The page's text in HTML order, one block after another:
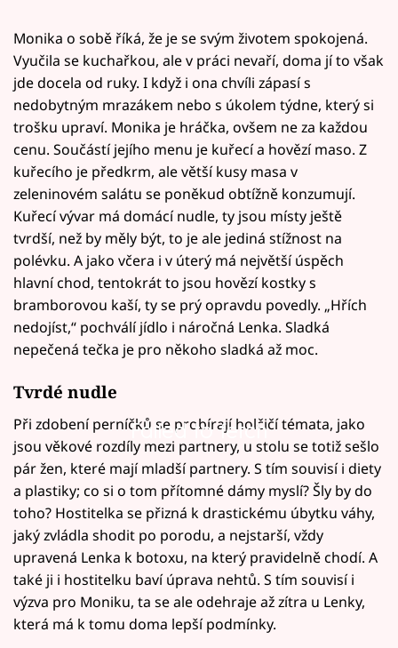
Sledujte nás
Monika o sobě říká, že je se svým životem spokojená.
Vyučila se kuchařkou, ale v práci nevaří, doma jí to však
jde docela od ruky. I když i ona chvíli zápasí s
nedobytným mrazákem nebo s úkolem týdne, který si
trošku upraví. Monika je hráčka, ovšem ne za každou
cenu. Součástí jejího menu je kuřecí a hovězí maso. Z
kuřecího je předkrm, ale větší kusy masa v
zeleninovém salátu se poněkud obtížně konzumují.
Kuřecí vývar má domácí nudle, ty jsou místy ještě
tvrdší, než by měly být, to je ale jediná stížnost na
polévku. A jako včera i v úterý má největší úspěch
hlavní chod, tentokrát to jsou hovězí kostky s
bramborovou kaší, ty se prý opravdu povedly. „Hřích
nedojíst,“ pochválí jídlo i náročná Lenka. Sladká
nepečená tečka je pro někoho sladká až moc.
Tvrdé nudle
Failed to fetch
Při zdobení perníčků se probírají holčičí témata, jako
jsou věkové rozdíly mezi partnery, u stolu se totiž sešlo
pár žen, které mají mladší partnery. S tím souvisí i diety
a plastiky; co si o tom přítomné dámy myslí? Šly by do
toho? Hostitelka se přizná k drastickému úbytku váhy,
jaký zvládla shodit po porodu, a nejstarší, vždy
upravená Lenka k botoxu, na který pravidelně chodí. A
také ji i hostitelku baví úprava nehtů. S tím souvisí i
výzva pro Moniku, ta se ale odehraje až zítra u Lenky,
která má k tomu doma lepší podmínky.